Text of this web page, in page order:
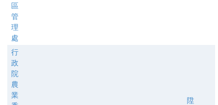
區
管
理
處
行
政
院
農
業
陞